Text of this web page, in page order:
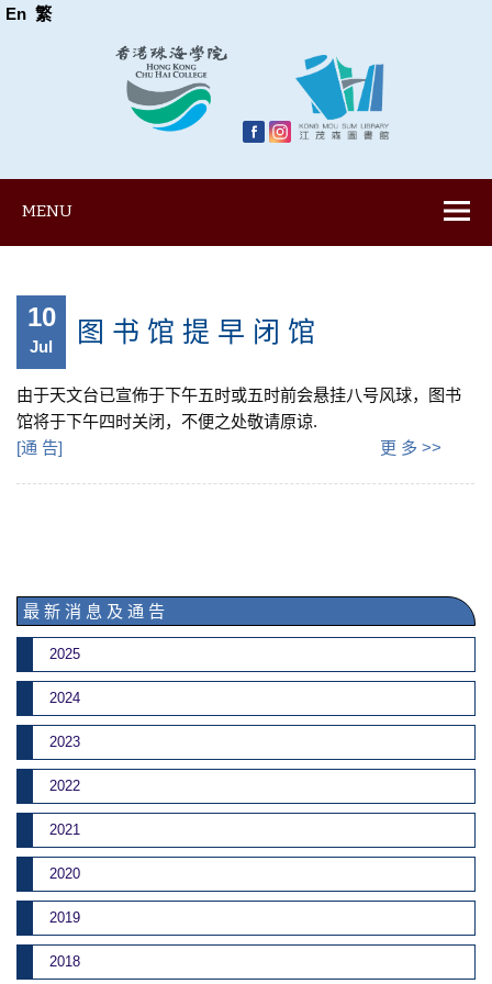
En 繁
MENU
10
Jul 图 书 馆 提 早 闭 馆
由于天文台已宣佈于下午五时或五时前会悬挂八号风球，图书
馆将于下午四时关闭，不便之处敬请原谅.
[通 告] 更 多 >>
最 新 消 息 及 通 告
2025
2024
2023
2022
2021
2020
2019
2018